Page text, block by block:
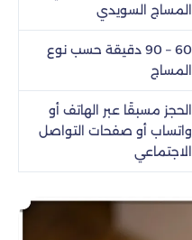
المساج السويدي
60 – 90 دقيقة حسب نوع
المساج
الحجز مسبقًا عبر الهاتف أو
واتساب أو صفحات التواصل
الاجتماعي